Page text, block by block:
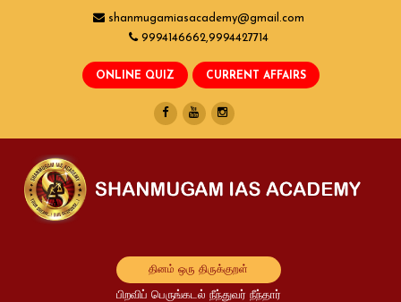
shanmugamiasacademy@gmail.com
9994146662,9994427714
தினம் ஒரு திருக்குறள்
பிறவிப் பெருங்கடல் நீந்துவர் நீந்தார்